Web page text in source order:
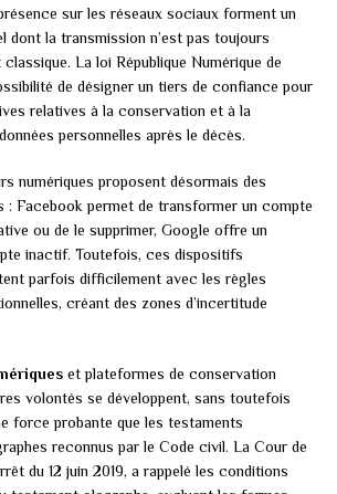
sur les réseaux sociaux forment un
dont la transmission n’est pas toujours
La loi République Numérique de
de désigner un tiers de confiance pour
relatives à la conservation et à la
personnelles après le décès.
numériques proposent désormais des
: Facebook permet de transformer un compte
ou de le supprimer, Google offre un
inactif. Toutefois, ces dispositifs
parfois difficilement avec les règles
créant des zones d’incertitude
et plateformes de conservation
volontés se développent, sans toutefois
force probante que les testaments
reconnus par le Code civil. La Cour de
du 12 juin 2019, a rappelé les conditions